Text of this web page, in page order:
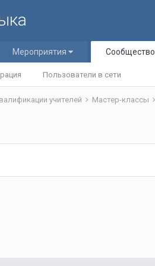
Мероприятия Сообщество
Пользователи в сети
учителей Мастер-классы